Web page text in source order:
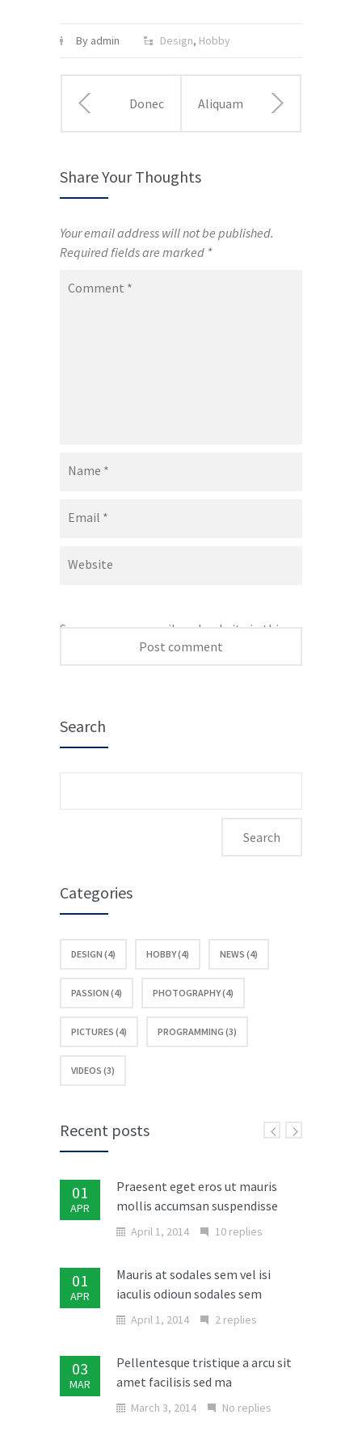
By admin Design, Hobby
Donec
risus odio
laoreet
Aliquam
convallis
non
Share Your Thoughts
Your email address will not be published.
Required fields are marked *
Comment *
Name *
Email *
Website
Save my name, email, and website in this
browser for the next time I comment.
Search
Categories
DESIGN (4) HOBBY (4) NEWS (4)
PASSION (4) PHOTOGRAPHY (4)
PICTURES (4) PROGRAMMING (3)
VIDEOS (3)
Recent posts
01
APR
Praesent eget eros ut mauris
mollis accumsan suspendisse
April 1, 2014 10 replies
01
APR
Mauris at sodales sem vel isi
iaculis odioun sodales sem
April 1, 2014 2 replies
03
MAR
Pellentesque tristique a arcu sit
amet facilisis sed ma
March 3, 2014 No replies